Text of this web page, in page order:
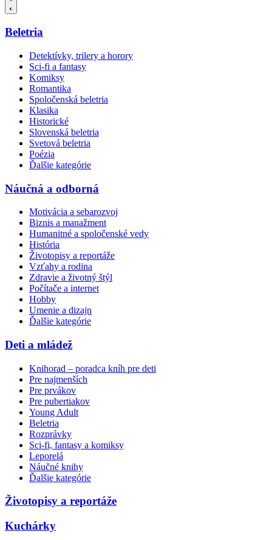
Beletria
Detektívky, trilery a horory
Sci-fi a fantasy
Komiksy
Romantika
Spoločenská beletria
Klasika
Historické
Slovenská beletria
Svetová beletria
Poézia
Ďalšie kategórie
Náučná a odborná
Motivácia a sebarozvoj
Biznis a manažment
Humanitné a spoločenské vedy
História
Životopisy a reportáže
Vzťahy a rodina
Zdravie a životný štýl
Počítače a internet
Hobby
Umenie a dizajn
Ďalšie kategórie
Deti a mládež
Knihorad – poradca kníh pre deti
Pre najmenších
Pre prvákov
Pre pubertiakov
Young Adult
Beletria
Rozprávky
Sci-fi, fantasy a komiksy
Leporelá
Náučné knihy
Ďalšie kategórie
Životopisy a reportáže
Kuchárky